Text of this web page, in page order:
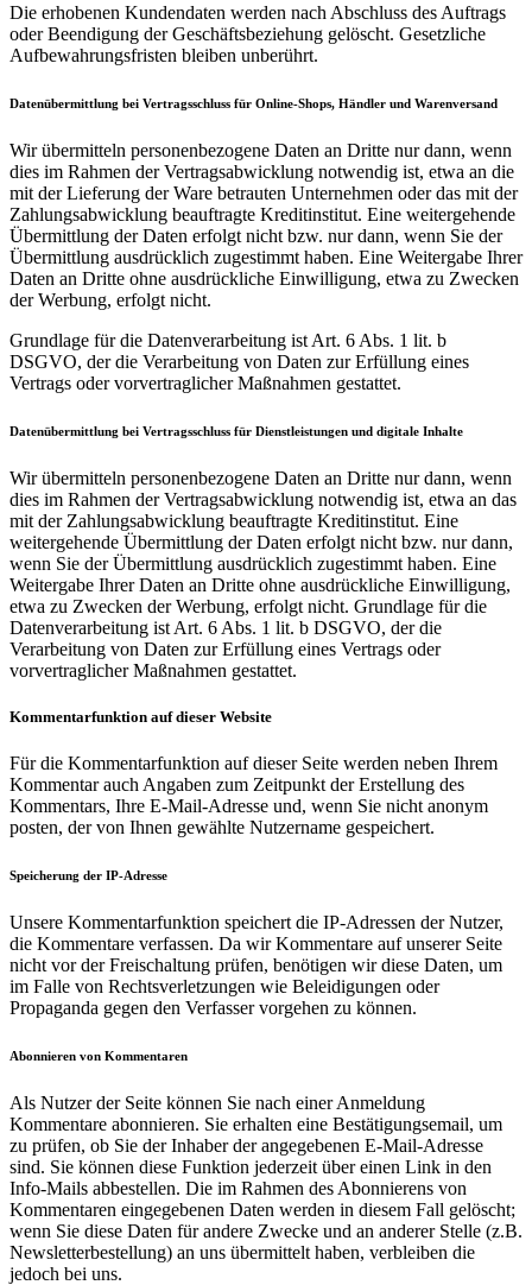
Die erhobenen Kundendaten werden nach Abschluss des Auftrags
oder Beendigung der Geschäftsbeziehung gelöscht. Gesetzliche
Aufbewahrungsfristen bleiben unberührt.
Datenübermittlung bei Vertragsschluss für Online-Shops, Händler und Warenversand
Wir übermitteln personenbezogene Daten an Dritte nur dann, wenn
dies im Rahmen der Vertragsabwicklung notwendig ist, etwa an die
mit der Lieferung der Ware betrauten Unternehmen oder das mit der
Zahlungsabwicklung beauftragte Kreditinstitut. Eine weitergehende
Übermittlung der Daten erfolgt nicht bzw. nur dann, wenn Sie der
Übermittlung ausdrücklich zugestimmt haben. Eine Weitergabe Ihrer
Daten an Dritte ohne ausdrückliche Einwilligung, etwa zu Zwecken
der Werbung, erfolgt nicht.
Grundlage für die Datenverarbeitung ist Art. 6 Abs. 1 lit. b
DSGVO, der die Verarbeitung von Daten zur Erfüllung eines
Vertrags oder vorvertraglicher Maßnahmen gestattet.
Datenübermittlung bei Vertragsschluss für Dienstleistungen und digitale Inhalte
Wir übermitteln personenbezogene Daten an Dritte nur dann, wenn
dies im Rahmen der Vertragsabwicklung notwendig ist, etwa an das
mit der Zahlungsabwicklung beauftragte Kreditinstitut. Eine
weitergehende Übermittlung der Daten erfolgt nicht bzw. nur dann,
wenn Sie der Übermittlung ausdrücklich zugestimmt haben. Eine
Weitergabe Ihrer Daten an Dritte ohne ausdrückliche Einwilligung,
etwa zu Zwecken der Werbung, erfolgt nicht. Grundlage für die
Datenverarbeitung ist Art. 6 Abs. 1 lit. b DSGVO, der die
Verarbeitung von Daten zur Erfüllung eines Vertrags oder
vorvertraglicher Maßnahmen gestattet.
Kommentarfunktion auf dieser Website
Für die Kommentarfunktion auf dieser Seite werden neben Ihrem
Kommentar auch Angaben zum Zeitpunkt der Erstellung des
Kommentars, Ihre E-Mail-Adresse und, wenn Sie nicht anonym
posten, der von Ihnen gewählte Nutzername gespeichert.
Speicherung der IP-Adresse
Unsere Kommentarfunktion speichert die IP-Adressen der Nutzer,
die Kommentare verfassen. Da wir Kommentare auf unserer Seite
nicht vor der Freischaltung prüfen, benötigen wir diese Daten, um
im Falle von Rechtsverletzungen wie Beleidigungen oder
Propaganda gegen den Verfasser vorgehen zu können.
Abonnieren von Kommentaren
Als Nutzer der Seite können Sie nach einer Anmeldung
Kommentare abonnieren. Sie erhalten eine Bestätigungsemail, um
zu prüfen, ob Sie der Inhaber der angegebenen E-Mail-Adresse
sind. Sie können diese Funktion jederzeit über einen Link in den
Info-Mails abbestellen. Die im Rahmen des Abonnierens von
Kommentaren eingegebenen Daten werden in diesem Fall gelöscht;
wenn Sie diese Daten für andere Zwecke und an anderer Stelle (z.B.
Newsletterbestellung) an uns übermittelt haben, verbleiben die
jedoch bei uns.